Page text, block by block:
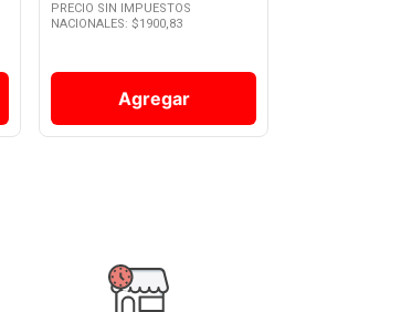
PRECIO SIN IMPUESTOS
NACIONALES: $1900,83
Agregar